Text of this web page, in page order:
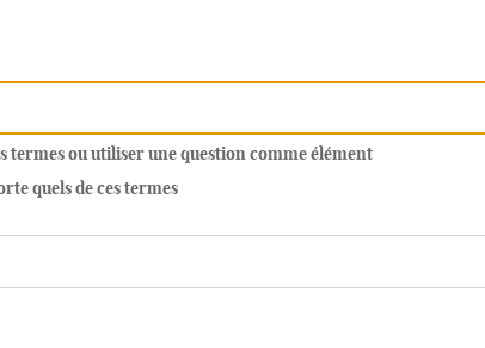
termes ou utiliser une question comme élément
quels de ces termes